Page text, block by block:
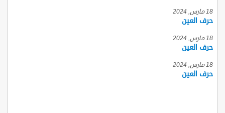
18 مارس, 2024
حرف العين
18 مارس, 2024
حرف العين
18 مارس, 2024
حرف العين